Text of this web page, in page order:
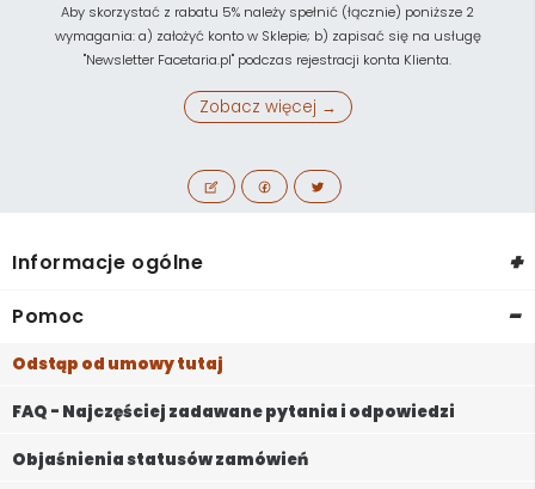
Aby skorzystać z rabatu 5% należy spełnić (łącznie) poniższe 2
wymagania: a) założyć konto w Sklepie; b) zapisać się na usługę
"Newsletter Facetaria.pl" podczas rejestracji konta Klienta.
Zobacz więcej →
Informacje ogólne +
Pomoc -
Odstąp od umowy tutaj
FAQ - Najczęściej zadawane pytania i odpowiedzi
Objaśnienia statusów zamówień